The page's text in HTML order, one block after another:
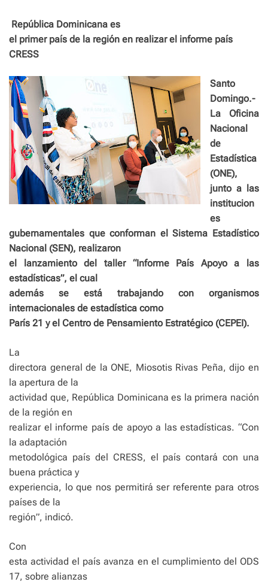
República Dominicana es
el primer país de la región en realizar el informe país
CRESS
Santo
Domingo.-
La Oficina
Nacional
de
Estadística
(ONE),
junto a las
institucion
es
gubernamentales que conforman el Sistema Estadístico
Nacional (SEN), realizaron
el lanzamiento del taller “Informe País Apoyo a las
estadísticas”, el cual
además se está trabajando con organismos
internacionales de estadística como
París 21 y el Centro de Pensamiento Estratégico (CEPEI).
La
directora general de la ONE, Miosotis Rivas Peña, dijo en
la apertura de la
actividad que, República Dominicana es la primera nación
de la región en
realizar el informe país de apoyo a las estadísticas. “Con
la adaptación
metodológica país del CRESS, el país contará con una
buena práctica y
experiencia, lo que nos permitirá ser referente para otros
países de la
región”, indicó.
Con
esta actividad el país avanza en el cumplimiento del ODS
17, sobre alianzas